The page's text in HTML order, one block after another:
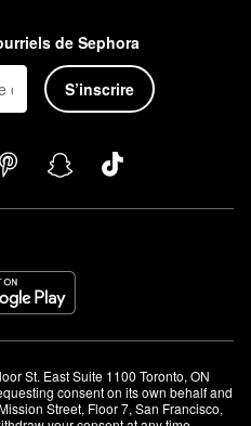
de Sephora
S’inscrire
St. East Suite 1100 Toronto, ON
consent on its own behalf and
Street, Floor 7, San Francisco,